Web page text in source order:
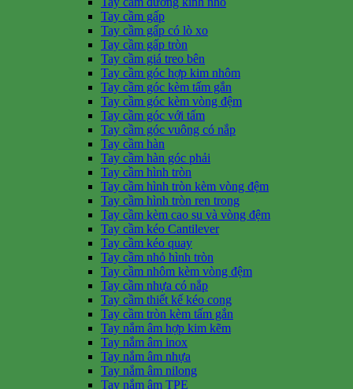
Tay cầm gấp
Tay cầm gấp có lò xo
Tay cầm gấp tròn
Tay cầm giá treo bên
Tay cầm góc hợp kim nhôm
Tay cầm góc kèm tấm gắn
Tay cầm góc kèm vòng đệm
Tay cầm góc với tấm
Tay cầm góc vuông có nắp
Tay cầm hàn
Tay cầm hàn góc phải
Tay cầm hình tròn
Tay cầm hình tròn kèm vòng đệm
Tay cầm hình tròn ren trong
Tay cầm kèm cao su và vòng đệm
Tay cầm kéo Cantilever
Tay cầm kéo quay
Tay cầm nhỏ hình tròn
Tay cầm nhôm kèm vòng đệm
Tay cầm nhựa có nắp
Tay cầm thiết kế kéo cong
Tay cầm tròn kèm tấm gắn
Tay nắm âm hợp kim kẽm
Tay nắm âm inox
Tay nắm âm nhựa
Tay nắm âm nilong
Tay nắm âm TPE